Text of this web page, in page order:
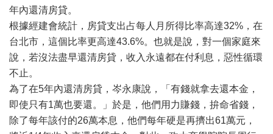
年內還清房貸。
根據經建會統計，房貸支出占每人月所得比率高達32%，在
台北市，這個比率更高達43.6%。也就是說，對一個家庭來
說，若沒法盡早還清房貸，收入永遠都在付利息，惡性循環
不止。
為了在5年內還清房貸，岑永康說，「有錢就拿去還本金，
即使只有1萬也要還。」於是，他們用力賺錢，拚命省錢，
除了每年該付的26萬本息，他們每年硬是再擠出61萬元，